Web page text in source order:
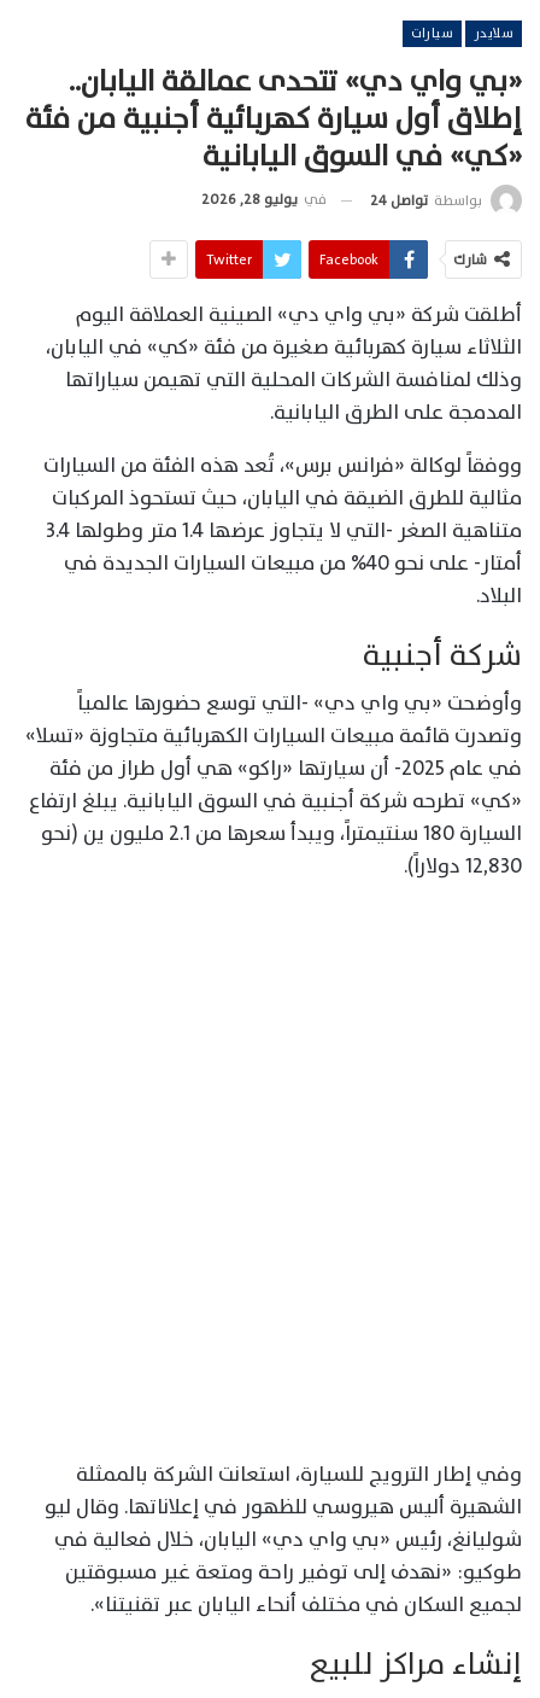
سلايدر سيارات
«بي واي دي» تتحدى عمالقة اليابان..
إطلاق أول سيارة كهربائية أجنبية من فئة
«كي» في السوق اليابانية
بواسطة تواصل 24 في يوليو 28, 2026
شارك Facebook
Twitter
أطلقت شركة «بي واي دي» الصينية العملاقة اليوم
الثلاثاء سيارة كهربائية صغيرة من فئة «كي» في اليابان،
وذلك لمنافسة الشركات المحلية التي تهيمن سياراتها
المدمجة على الطرق اليابانية.
ووفقاً لوكالة «فرانس برس»، تُعد هذه الفئة من السيارات
مثالية للطرق الضيقة في اليابان، حيث تستحوذ المركبات
متناهية الصغر -التي لا يتجاوز عرضها 1.4 متر وطولها 3.4
أمتار- على نحو 40% من مبيعات السيارات الجديدة في
البلاد.
شركة أجنبية
وأوضحت «بي واي دي» -التي توسع حضورها عالمياً
وتصدرت قائمة مبيعات السيارات الكهربائية متجاوزة «تسلا»
في عام 2025- أن سيارتها «راكو» هي أول طراز من فئة
«كي» تطرحه شركة أجنبية في السوق اليابانية. يبلغ ارتفاع
السيارة 180 سنتيمتراً، ويبدأ سعرها من 2.1 مليون ين (نحو
12,830 دولاراً).
وفي إطار الترويج للسيارة، استعانت الشركة بالممثلة
الشهيرة أليس هيروسي للظهور في إعلاناتها. وقال ليو
شوليانغ، رئيس «بي واي دي» اليابان، خلال فعالية في
طوكيو: «نهدف إلى توفير راحة ومتعة غير مسبوقتين
لجميع السكان في مختلف أنحاء اليابان عبر تقنيتنا».
إنشاء مراكز للبيع